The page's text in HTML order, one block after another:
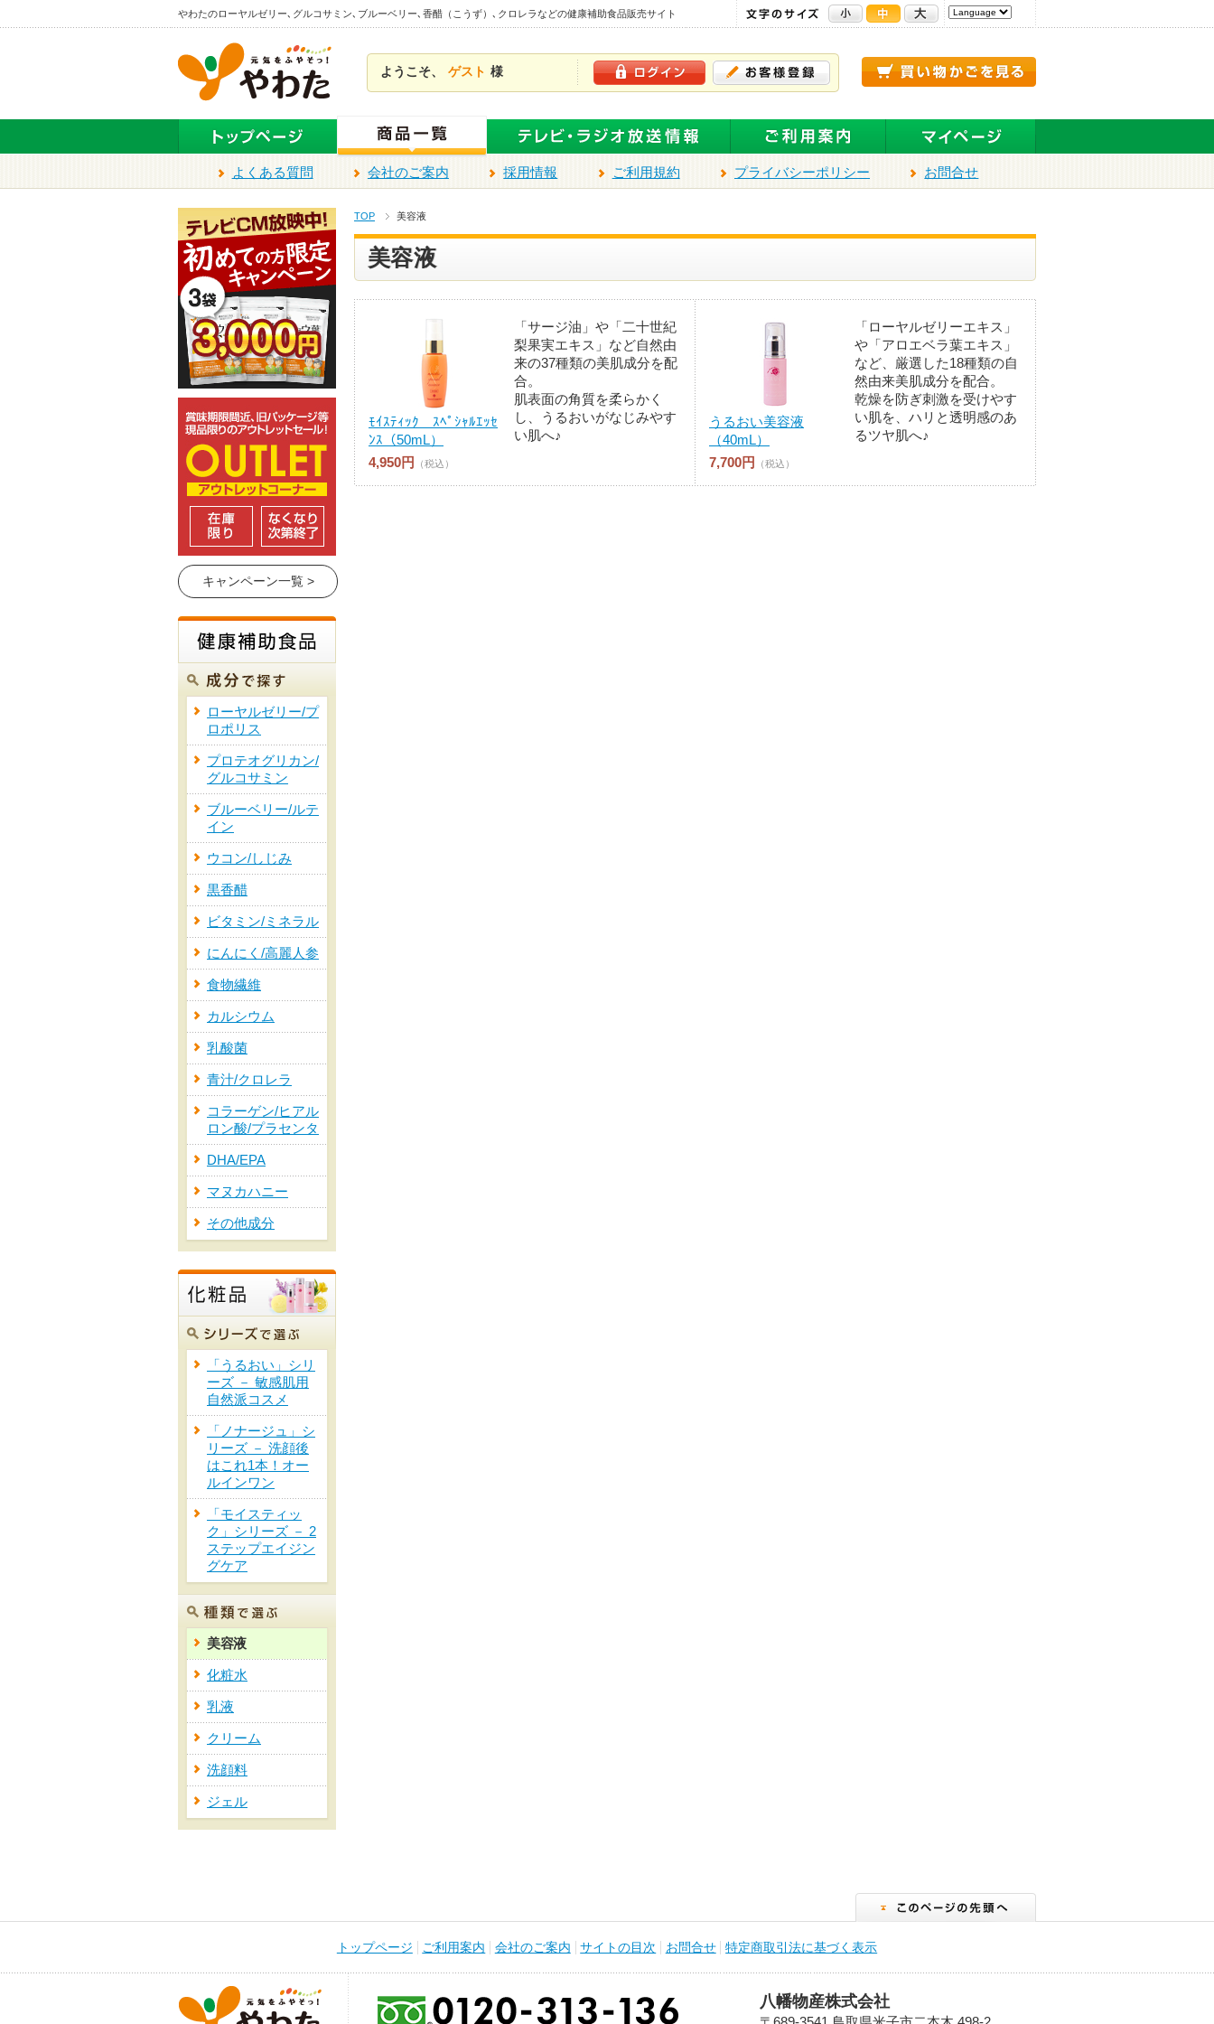
本
文
ま
で
キ
やわたのローヤルゼリー､グルコサミン､ブルーベリー､香醋（こうず）､クロレラなどの健康補助食品販売サイト
ようこそ、 ゲスト 様
よくある質問 会社のご案内 採用情報 ご利用規約 プライバシーポリシー お問合せ
TOP 美容液
美容液
ﾓｲｽﾃｨｯｸ ｽﾍﾟｼｬﾙｴｯｾ
ﾝｽ（50mL）
4,950円
（税込）
「サージ油」や「二十世紀
梨果実エキス」など自然由
来の37種類の美肌成分を配
合。
肌表面の角質を柔らかく
し、うるおいがなじみやす
い肌へ♪
うるおい美容液
（40mL）
7,700円
（税込）
「ローヤルゼリーエキス」
や「アロエベラ葉エキス」
など、厳選した18種類の自
然由来美肌成分を配合。
乾燥を防ぎ刺激を受けやす
い肌を、ハリと透明感のあ
るツヤ肌へ♪
キャンペーン一覧 >
ローヤルゼリー/プ
ロポリス
プロテオグリカン/
グルコサミン
ブルーベリー/ルテ
イン
ウコン/しじみ
黒香醋
ビタミン/ミネラル
にんにく/高麗人参
食物繊維
カルシウム
乳酸菌
青汁/クロレラ
コラーゲン/ヒアル
ロン酸/プラセンタ
DHA/EPA
マヌカハニー
その他成分
「うるおい」シリ
ーズ － 敏感肌用
自然派コスメ
「ノナージュ」シ
リーズ － 洗顔後
はこれ1本！オー
ルインワン
「モイスティッ
ク」シリーズ － 2
ステップエイジン
グケア
美容液
化粧水
乳液
クリーム
洗顔料
ジェル
トップページ ご利用案内 会社のご案内 サイトの目次 お問合せ 特定商取引法に基づく表示
八幡物産株式会社